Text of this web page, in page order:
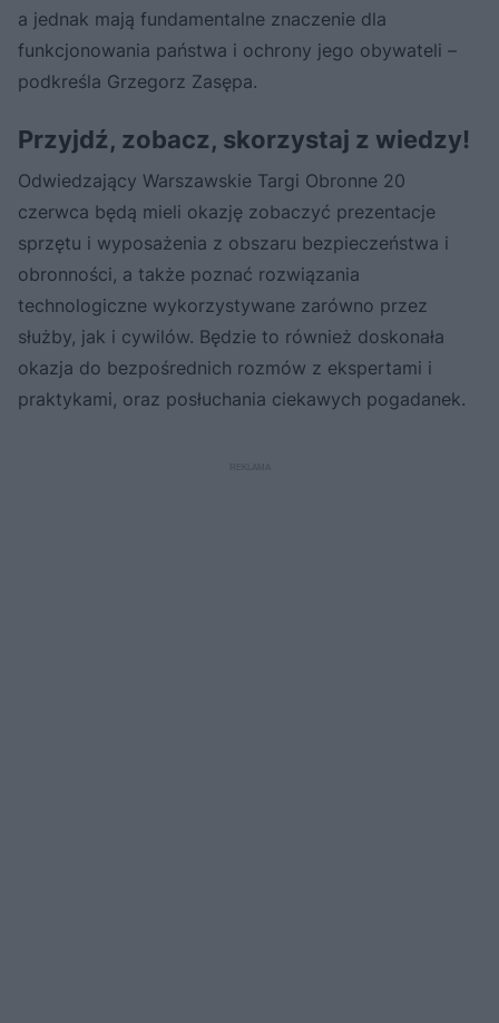
a jednak mają fundamentalne znaczenie dla
funkcjonowania państwa i ochrony jego obywateli –
podkreśla Grzegorz Zasępa.
Przyjdź, zobacz, skorzystaj z wiedzy!
Odwiedzający Warszawskie Targi Obronne 20
czerwca będą mieli okazję zobaczyć prezentacje
sprzętu i wyposażenia z obszaru bezpieczeństwa i
obronności, a także poznać rozwiązania
technologiczne wykorzystywane zarówno przez
służby, jak i cywilów. Będzie to również doskonała
okazja do bezpośrednich rozmów z ekspertami i
praktykami, oraz posłuchania ciekawych pogadanek.